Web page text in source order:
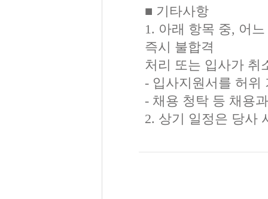
■ 기타사항
1. 아래 항목 중, 어
즉시 불합격
처리 또는 입사가 취
- 입사지원서를 허위
- 채용 청탁 등 채용
2. 상기 일정은 당사